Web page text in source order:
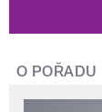
O POŘADU